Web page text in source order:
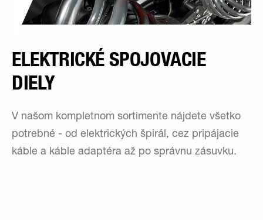
ELEKTRICKÉ SPOJOVACIE
DIELY
V našom kompletnom sortimente nájdete všetko
potrebné - od elektrických špirál, cez pripájacie
káble a káble adaptéra až po správnu zásuvku.